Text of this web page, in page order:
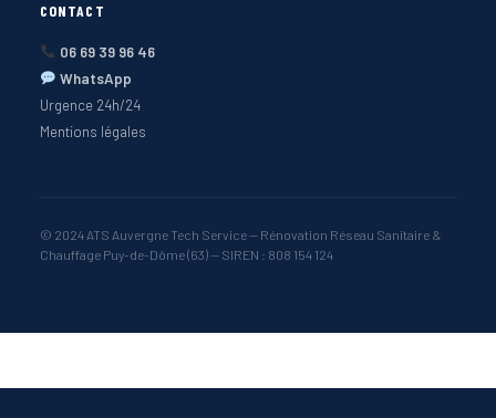
CONTACT
06 69 39 96 46
WhatsApp
Urgence 24h/24
Mentions légales
© 2024 ATS Auvergne Tech Service — Rénovation Réseau Sanitaire &
Chauffage Puy-de-Dôme (63) — SIREN : 808 154 124